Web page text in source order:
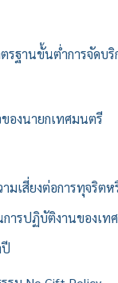
รฐานขั้นต่ำการจัดบริ
องนายกเทศมนตรี
ามเสี่ยงต่อการทุจริต
ารปฏิบัติงานของเท
ปี